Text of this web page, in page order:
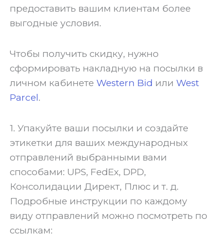
предоставить вашим клиентам более
выгодные условия.
Чтобы получить скидку, нужно
сформировать накладную на посылки в
личном кабинете Western Bid или West
Parcel.
1. Упакуйте ваши посылки и создайте
этикетки для ваших международных
отправлений выбранными вами
способами: UPS, FedEx, DPD,
Консолидации Директ, Плюс и т. д.
Подробные инструкции по каждому
виду отправлений можно посмотреть по
ссылкам: